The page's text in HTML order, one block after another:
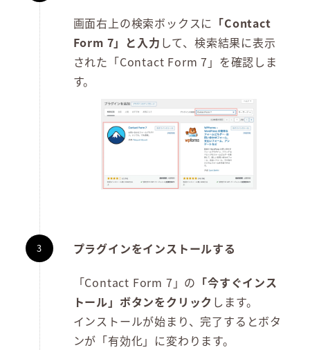
画面右上の検索ボックスに 「Contact
Form 7」と入力 して、検索結果に表示
された「Contact Form 7」を確認しま
す。
プラグインをインストールする
「Contact Form 7」の 「今すぐインス
トール」ボタンをクリック します。
インストールが始まり、完了するとボタ
ンが「有効化」に変わります。